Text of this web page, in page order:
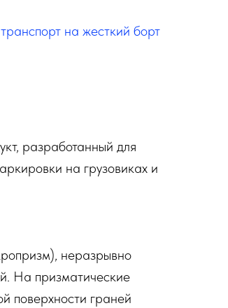
на жесткий борт
разработанный для
на грузовиках и
неразрывно
На призматические
поверхности граней